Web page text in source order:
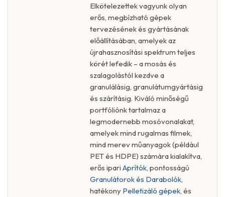
Elkötelezettek vagyunk olyan
erős, megbízható gépek
tervezésének és gyártásának
előállításában, amelyek az
újrahasznosítási spektrum teljes
körét lefedik – a mosás és
szalagolástól kezdve a
granulálásig, granulátumgyártásig
és szárításig. Kiváló minőségű
portfóliónk tartalmaz a
legmodernebb mosóvonalakat,
amelyek mind rugalmas filmek,
mind merev műanyagok (például
PET és HDPE) számára kialakítva,
erős ipari Aprítók, pontosságú
Granulátorok és Darabolók,
hatékony Pelletizáló gépek, és